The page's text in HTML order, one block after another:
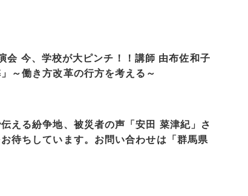
今、学校が大ピンチ！！講師 由布佐和子
～働き方改革の行方を考える～
える紛争地、被災者の声「安田 菜津紀」さ
待ちしています。お問い合わせは「群馬県